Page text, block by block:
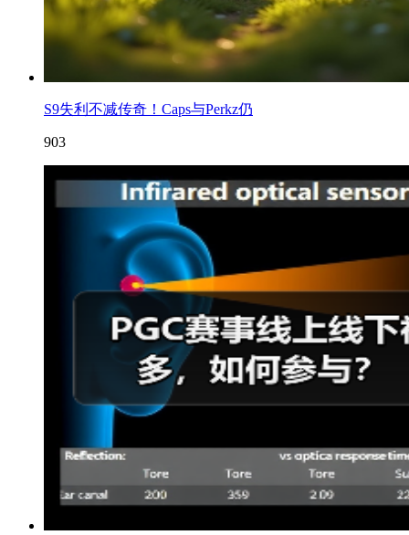
S9失利不减传奇！Caps与Perkz仍
903